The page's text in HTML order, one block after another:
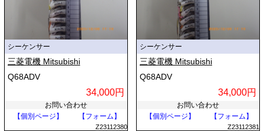
シーケンサー
三菱電機 Mitsubishi
Q68ADV
34,000円
お問い合わせ
【個別ページ】
【フォーム】
Z23112380
シーケンサー
三菱電機 Mitsubishi
Q68ADV
34,000円
お問い合わせ
【個別ページ】
【フォーム】
Z23112381